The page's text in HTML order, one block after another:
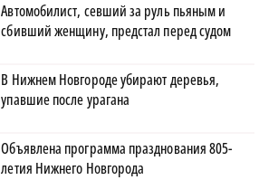
Автомобилист, севший за руль пьяным и
сбивший женщину, предстал перед судом
В Нижнем Новгороде убирают деревья,
упавшие после урагана
Объявлена программа празднования 805-
летия Нижнего Новгорода